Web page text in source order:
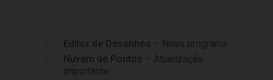
Editor de Desenhos – Novo programa
Nuvem de Pontos – Atualização
importante